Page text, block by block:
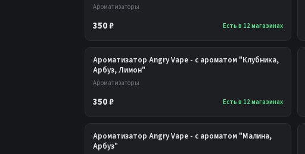
Ароматизаторы
350 ₽ Есть в 12 магазинах
Ароматизатор Angry Vape - с ароматом "Клубника,
Арбуз, Лимон"
Ароматизаторы
350 ₽ Есть в 12 магазинах
Ароматизатор Angry Vape - с ароматом "Малина,
Арбуз"